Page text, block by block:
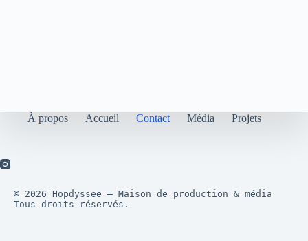
À propos Accueil Contact Média Projets
© 2026 Hopdyssee — Maison de production & médias
Tous droits réservés.